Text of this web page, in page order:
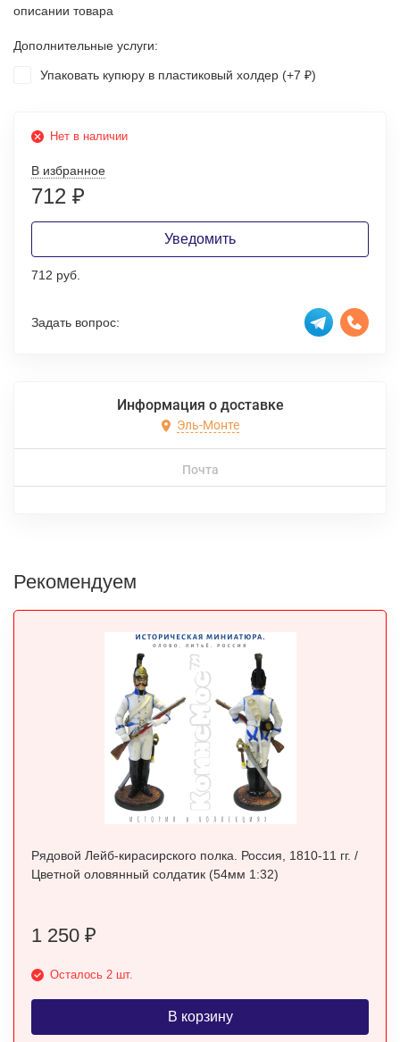
описании товара
Дополнительные услуги:
Упаковать купюру в пластиковый холдер (+7 ₽)
Нет в наличии
В избранное
712 ₽
Уведомить
712 руб.
Задать вопрос:
Информация о доставке
Эль-Монте
Почта
Рекомендуем
Рядовой Лейб-кирасирского полка. Россия, 1810-11 гг. /
Цветной оловянный солдатик (54мм 1:32)
1 250 ₽
Осталось 2 шт.
В корзину